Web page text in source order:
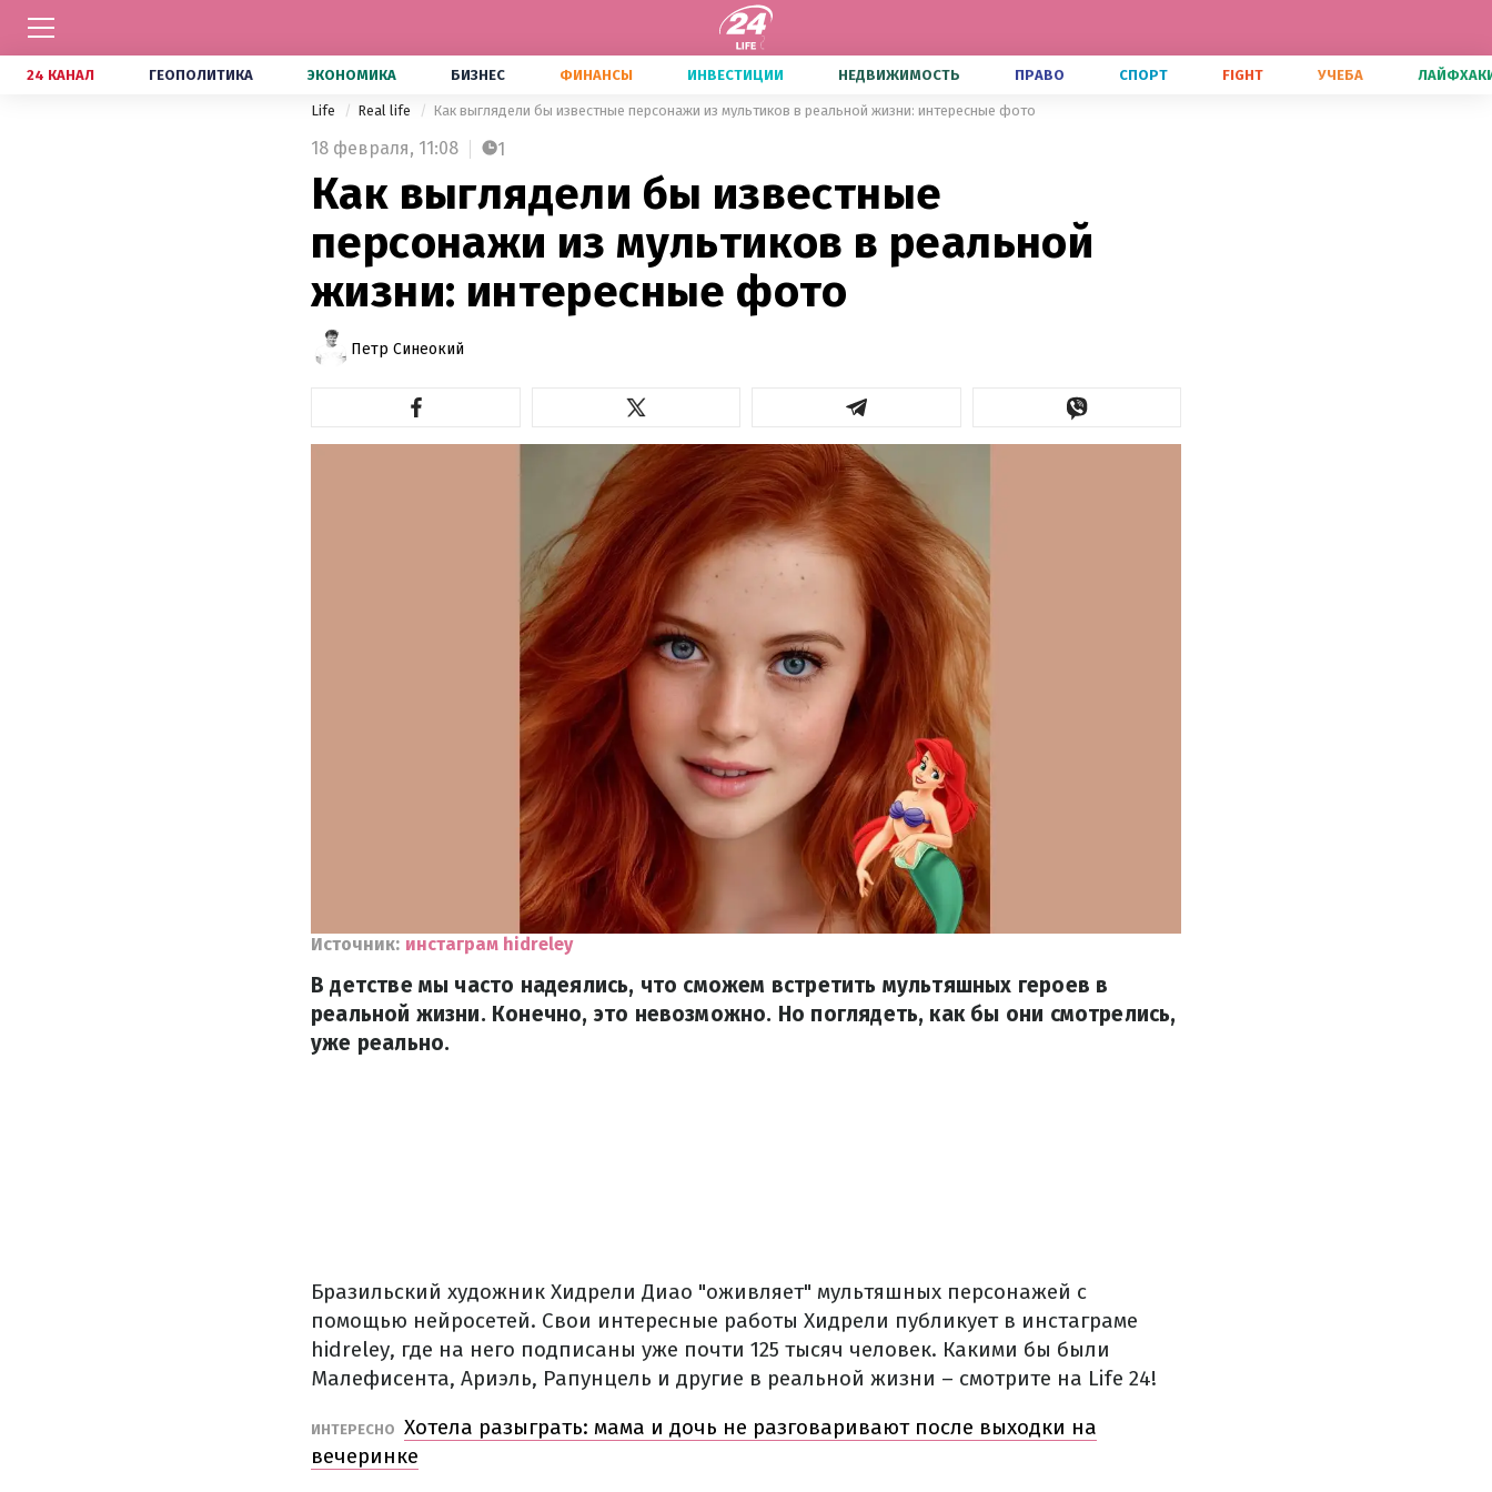
24 КАНАЛ ГЕОПОЛИТИКА ЭКОНОМИКА БИЗНЕС ФИНАНСЫ ИНВЕСТИЦИИ НЕДВИЖИМОСТЬ ПРАВО СПОРТ FIGHT УЧЕБА
Life Real life Как выглядели бы известные персонажи из мультиков в реальной жизни: интересные фото
18 февраля, 11:08 1
Как выглядели бы известные
персонажи из мультиков в реальной
жизни: интересные фото
Петр Синеокий
Источник: инстаграм hidreley
В детстве мы часто надеялись, что сможем встретить мультяшных героев в
реальной жизни. Конечно, это невозможно. Но поглядеть, как бы они смотрелись,
уже реально.
Бразильский художник Хидрели Диао "оживляет" мультяшных персонажей с
помощью нейросетей. Свои интересные работы Хидрели публикует в инстаграме
hidreley, где на него подписаны уже почти 125 тысяч человек. Какими бы были
Малефисента, Ариэль, Рапунцель и другие в реальной жизни – смотрите на Life 24!
ИНТЕРЕСНО Хотела разыграть: мама и дочь не разговаривают после выходки на
вечеринке